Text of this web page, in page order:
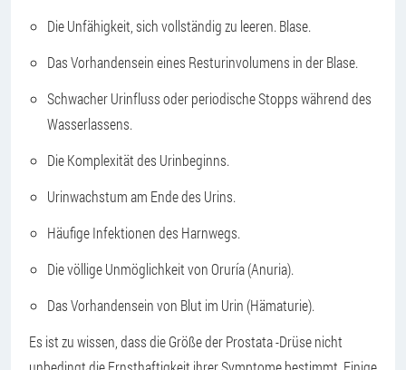
Die Unfähigkeit, sich vollständig zu leeren. Blase.
Das Vorhandensein eines Resturinvolumens in der Blase.
Schwacher Urinfluss oder periodische Stopps während des
Wasserlassens.
Die Komplexität des Urinbeginns.
Urinwachstum am Ende des Urins.
Häufige Infektionen des Harnwegs.
Die völlige Unmöglichkeit von Oruría (Anuria).
Das Vorhandensein von Blut im Urin (Hämaturie).
Es ist zu wissen, dass die Größe der Prostata -Drüse nicht